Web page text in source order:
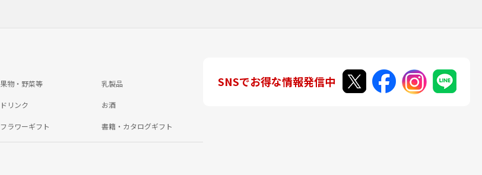
果物・野菜等 乳製品
ドリンク お酒
フラワーギフト 書籍・カタログギフト
SNSでお得な情報発信中